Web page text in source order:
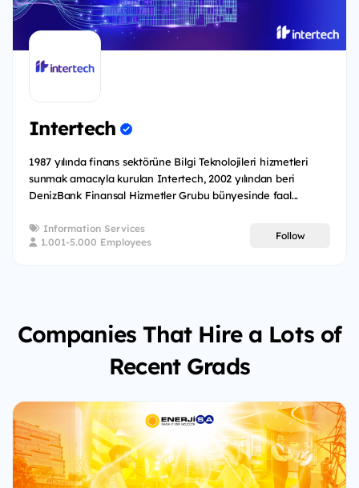
Intertech
1987 yılında finans sektörüne Bilgi Teknolojileri hizmetleri
sunmak amacıyla kurulan Intertech, 2002 yılından beri
DenizBank Finansal Hizmetler Grubu bünyesinde faal...
Information Services
1.001-5.000 Employees
Follow
Companies That Hire a Lots of
Recent Grads